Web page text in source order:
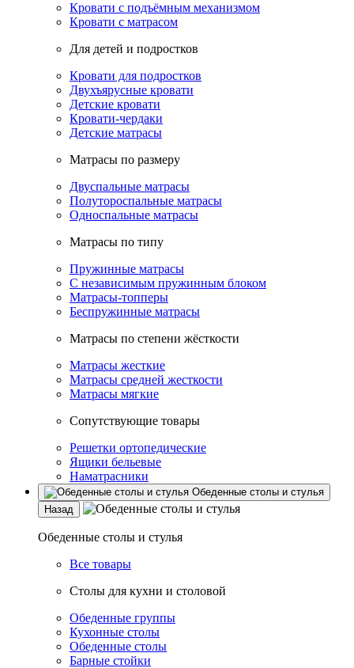
Кровати с подъёмным механизмом
Кровати с матрасом
Для детей и подростков
Кровати для подростков
Двухъярусные кровати
Детские кровати
Кровати-чердаки
Детские матрасы
Матрасы по размеру
Двуспальные матрасы
Полутороспальные матрасы
Односпальные матрасы
Матрасы по типу
Пружинные матрасы
С независимым пружинным блоком
Матрасы-топперы
Беспружинные матрасы
Матрасы по степени жёсткости
Матрасы жесткие
Матрасы средней жесткости
Матрасы мягкие
Сопутствующие товары
Решетки ортопедические
Ящики бельевые
Наматрасники
Обеденные столы и стулья
Назад
Обеденные столы и стулья
Все товары
Столы для кухни и столовой
Обеденные группы
Кухонные столы
Обеденные столы
Барные стойки